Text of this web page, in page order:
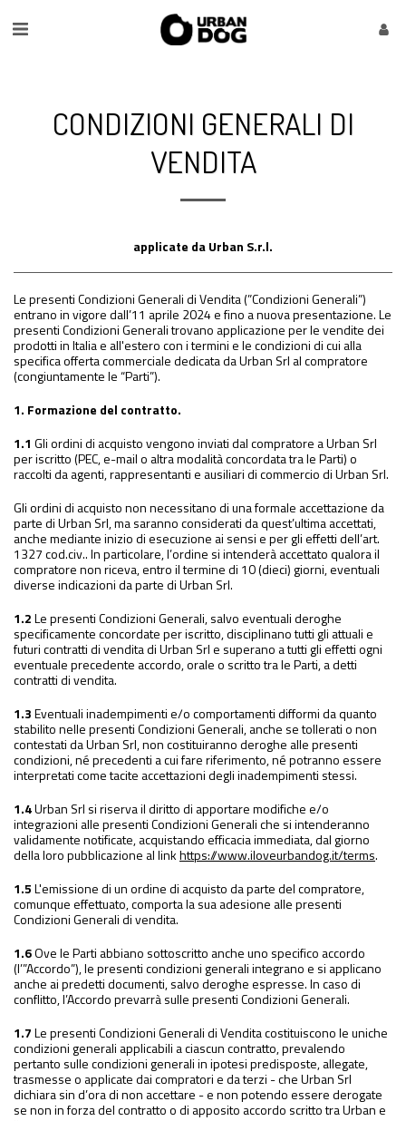
CONDIZIONI GENERALI DI
VENDITA
applicate da Urban S.r.l.
Le presenti Condizioni Generali di Vendita (”Condizioni Generali”)
entrano in vigore dall’11 aprile 2024 e fino a nuova presentazione. Le
presenti Condizioni Generali trovano applicazione per le vendite dei
prodotti in Italia e all'estero con i termini e le condizioni di cui alla
specifica offerta commerciale dedicata da Urban Srl al compratore
(congiuntamente le “Parti”).
1. Formazione del contratto.
1.1 Gli ordini di acquisto vengono inviati dal compratore a Urban Srl
per iscritto (PEC, e-mail o altra modalità concordata tra le Parti) o
raccolti da agenti, rappresentanti e ausiliari di commercio di Urban Srl.
Gli ordini di acquisto non necessitano di una formale accettazione da
parte di Urban Srl, ma saranno considerati da quest’ultima accettati,
anche mediante inizio di esecuzione ai sensi e per gli effetti dell’art.
1327 cod.civ.. In particolare, l’ordine si intenderà accettato qualora il
compratore non riceva, entro il termine di 10 (dieci) giorni, eventuali
diverse indicazioni da parte di Urban Srl.
1.2Le presenti Condizioni Generali, salvo eventuali deroghe
specificamente concordate per iscritto, disciplinano tutti gli attuali e
futuri contratti di vendita di Urban Srl e superano a tutti gli effetti ogni
eventuale precedente accordo, orale o scritto tra le Parti, a detti
contratti di vendita.
1.3Eventuali inadempimenti e/o comportamenti difformi da quanto
stabilito nelle presenti Condizioni Generali, anche se tollerati o non
contestati da Urban Srl, non costituiranno deroghe alle presenti
condizioni, né precedenti a cui fare riferimento, né potranno essere
interpretati come tacite accettazioni degli inadempimenti stessi.
1.4Urban Srl si riserva il diritto di apportare modifiche e/o
integrazioni alle presenti Condizioni Generali che si intenderanno
validamente notificate, acquistando efficacia immediata, dal giorno
della loro pubblicazione al linkhttps://www.iloveurbandog.it/terms.
1.5L'emissione di un ordine di acquisto da parte del compratore,
comunque effettuato, comporta la sua adesione alle presenti
Condizioni Generali di vendita.
1.6Ove le Parti abbiano sottoscritto anche uno specifico accordo
(l’”Accordo”), le presenti condizioni generali integrano e si applicano
anche ai predetti documenti, salvo deroghe espresse. In caso di
conflitto, l’Accordo prevarrà sulle presenti Condizioni Generali.
1.7Le presenti Condizioni Generali di Vendita costituiscono le uniche
condizioni generali applicabili a ciascun contratto, prevalendo
pertanto sulle condizioni generali in ipotesi predisposte, allegate,
trasmesse o applicate dai compratori e da terzi - che Urban Srl
dichiara sin d’ora di non accettare - e non potendo essere derogate
se non in forza del contratto o di apposito accordo scritto tra Urban e